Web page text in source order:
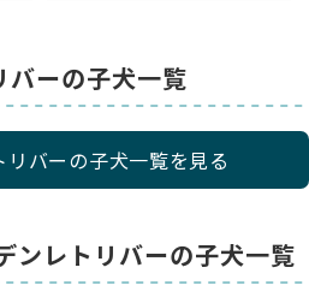
バーの子犬一覧
リバーの子犬一覧を見る
ンレトリバーの子犬一覧